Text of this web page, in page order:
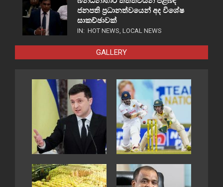
ජනපති ප්‍රධානත්වයෙන් අද විශේෂ
සාකච්ඡාවක්
IN: HOT NEWS, LOCAL NEWS
GALLERY